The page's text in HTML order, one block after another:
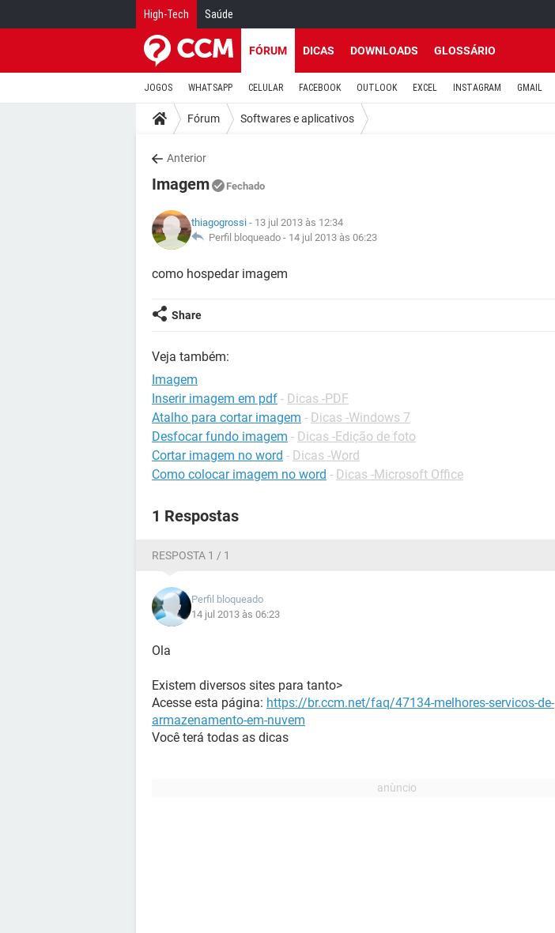
High-Tech Saúde
FÓRUM DICAS DOWNLOADS GLOSSÁRIO
JOGOS WHATSAPP CELULAR FACEBOOK OUTLOOK EXCEL INSTAGRAM GMAIL
Fórum Softwares e aplicativos
Anterior
Imagem Fechado
thiagogrossi - 13 jul 2013 às 12:34
Perfil bloqueado - 14 jul 2013 às 06:23
como hospedar imagem
Share
Veja também:
Imagem
Inserir imagem em pdf - Dicas -PDF
Atalho para cortar imagem - Dicas -Windows 7
Desfocar fundo imagem - Dicas -Edição de foto
Cortar imagem no word - Dicas -Word
Como colocar imagem no word - Dicas -Microsoft Office
1 Respostas
RESPOSTA 1 / 1
Perfil bloqueado
14 jul 2013 às 06:23
Ola
Existem diversos sites para tanto>
Acesse esta página: https://br.ccm.net/faq/47134-melhores-servicos-de-
armazenamento-em-nuvem
Você terá todas as dicas